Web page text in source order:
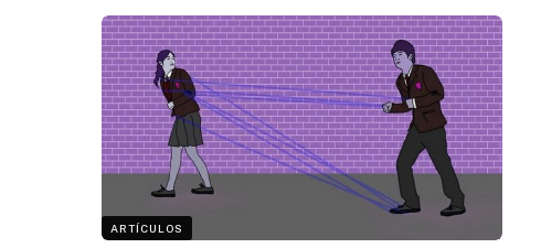
ARTÍCULOS